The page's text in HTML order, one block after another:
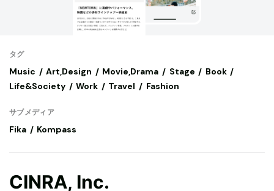
タグ
Music Art,Design Movie,Drama Stage
Book
Life&Society
Work Travel Fashion
サブメディア
Fika Kompass
CINRA, Inc.